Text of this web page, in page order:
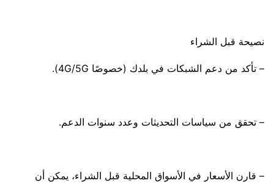
نصيحة قبل الشراء
– تأكد من دعم الشبكات في بلدك (خصوصًا 4G/5G).
– تحقق من سياسات التحديثات وعدد سنوات الدعم.
– قارن الأسعار في الأسواق المحلية قبل الشراء، يمكن أن